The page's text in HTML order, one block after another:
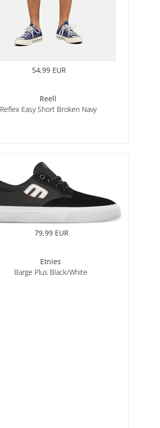
54,99 EUR
Reell
Reflex Easy Short Broken Navy
79,99 EUR
Etnies
Barge Plus Black/White